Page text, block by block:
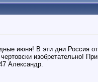
июня! В эти дни Россия
изобретательно!
Александр.